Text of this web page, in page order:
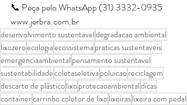
📞 Peça pelo WhatsApp (31) 3332-0935
www.jerbra.com.br
desenvolvimento sustentaveldegradacao ambiental
lixozeroecologiaecossistema praticas sustentaveis
emergenciaambiental pensamento sustentavel
sustentabilidadecoletaseletiva poluicaoreciclagem
descarte de plásticolixoprotecaoambientaldicas
containercarrinho coletor de lixolixeiraslixeira com pedal